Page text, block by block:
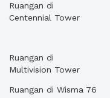
Ruangan di
Centennial Tower
Ruangan di
Multivision Tower
Ruangan di Wisma 76